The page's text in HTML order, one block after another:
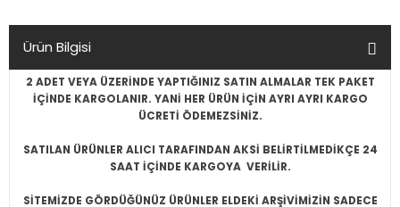
Ürün Bilgisi
2 ADET VEYA ÜZERİNDE YAPTIĞINIZ SATIN ALMALAR TEK PAKET
İÇİNDE KARGOLANIR. YANİ HER ÜRÜN İÇİN AYRI AYRI KARGO
ÜCRETİ ÖDEMEZSİNİZ.
SATILAN ÜRÜNLER ALICI TARAFINDAN AKSİ BELİRTİLMEDİKÇE 24
SAAT İÇİNDE KARGOYA VERİLİR.
SİTEMİZDE GÖRDÜĞÜNÜZ ÜRÜNLER ELDEKİ ARŞİVİMİZİN SADECE